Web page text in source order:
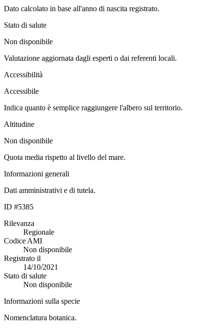
Dato calcolato in base all'anno di nascita registrato.
Stato di salute
Non disponibile
Valutazione aggiornata dagli esperti o dai referenti locali.
Accessibilità
Accessibile
Indica quanto è semplice raggiungere l'albero sul territorio.
Altitudine
Non disponibile
Quota media rispetto al livello del mare.
Informazioni generali
Dati amministrativi e di tutela.
ID #5385
Rilevanza
Regionale
Codice AMI
Non disponibile
Registrato il
14/10/2021
Stato di salute
Non disponibile
Informazioni sulla specie
Nomenclatura botanica.